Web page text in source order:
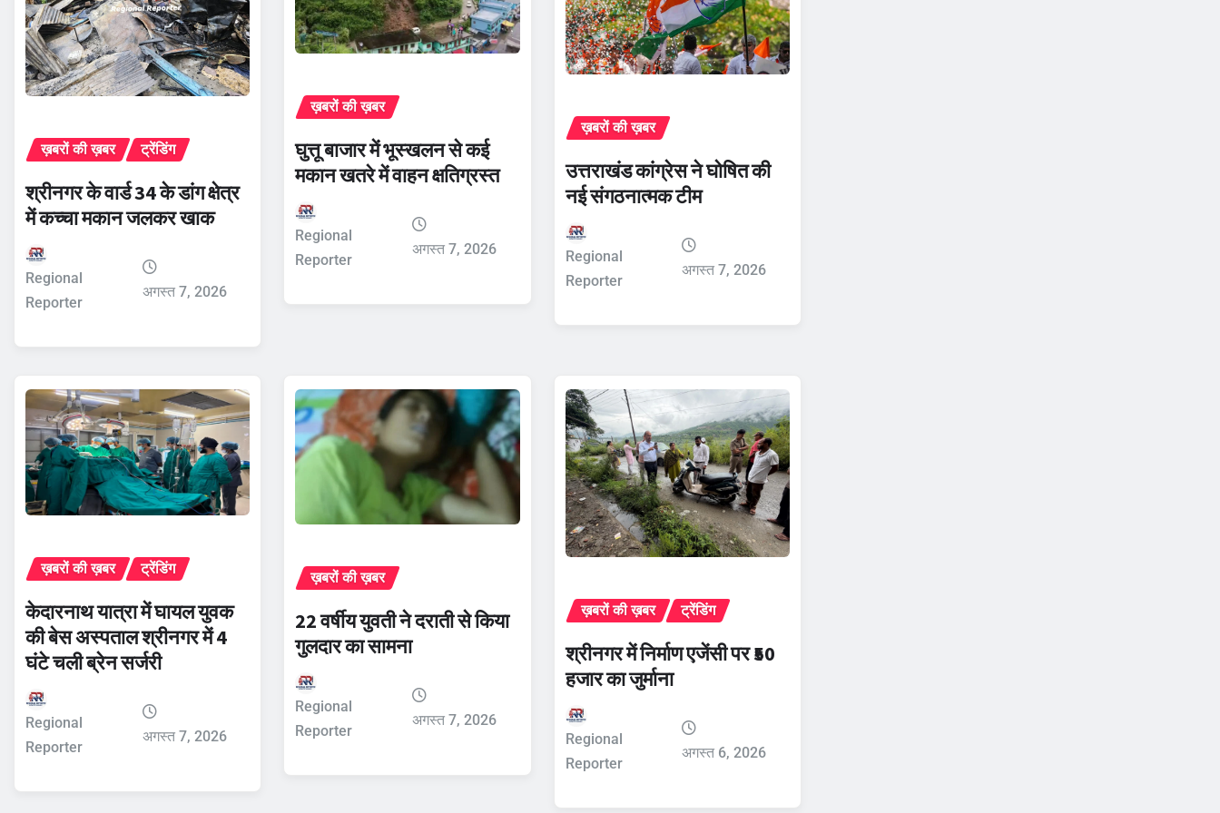
ख़बरों की ख़बर ट्रेंडिंग
श्रीनगर के वार्ड 34 के डांग क्षेत्र
में कच्चा मकान जलकर खाक
Regional
Reporter
अगस्त 7, 2026
ख़बरों की ख़बर
घुत्तू बाजार में भूस्खलन से कई
मकान खतरे में वाहन क्षतिग्रस्त
Regional
Reporter
अगस्त 7, 2026
ख़बरों की ख़बर
उत्तराखंड कांग्रेस ने घोषित की
नई संगठनात्मक टीम
Regional
Reporter
अगस्त 7, 2026
ख़बरों की ख़बर ट्रेंडिंग
केदारनाथ यात्रा में घायल युवक
की बेस अस्पताल श्रीनगर में 4
घंटे चली ब्रेन सर्जरी
Regional
Reporter
अगस्त 7, 2026
ख़बरों की ख़बर
22 वर्षीय युवती ने दराती से किया
गुलदार का सामना
Regional
Reporter
अगस्त 7, 2026
ख़बरों की ख़बर ट्रेंडिंग
श्रीनगर में निर्माण एजेंसी पर ₹50
हजार का जुर्माना
Regional
Reporter
अगस्त 6, 2026